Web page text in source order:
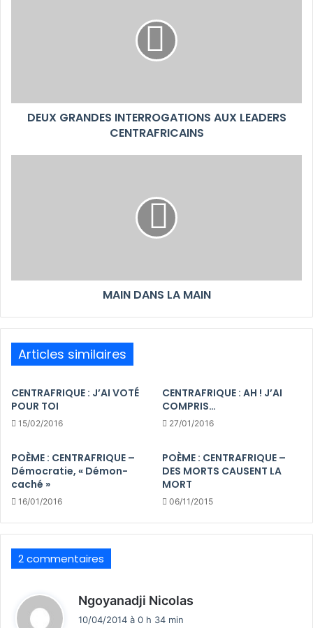
DEUX GRANDES INTERROGATIONS AUX LEADERS
CENTRAFRICAINS
MAIN DANS LA MAIN
Articles similaires
CENTRAFRIQUE : J’AI VOTÉ
POUR TOI
15/02/2016
CENTRAFRIQUE : AH ! J’AI
COMPRIS…
27/01/2016
POÈME : CENTRAFRIQUE –
Démocratie, « Démon-
caché »
16/01/2016
POÈME : CENTRAFRIQUE –
DES MORTS CAUSENT LA
MORT
06/11/2015
2 commentaires
Ngoyanadji Nicolas
10/04/2014 à 0 h 34 min